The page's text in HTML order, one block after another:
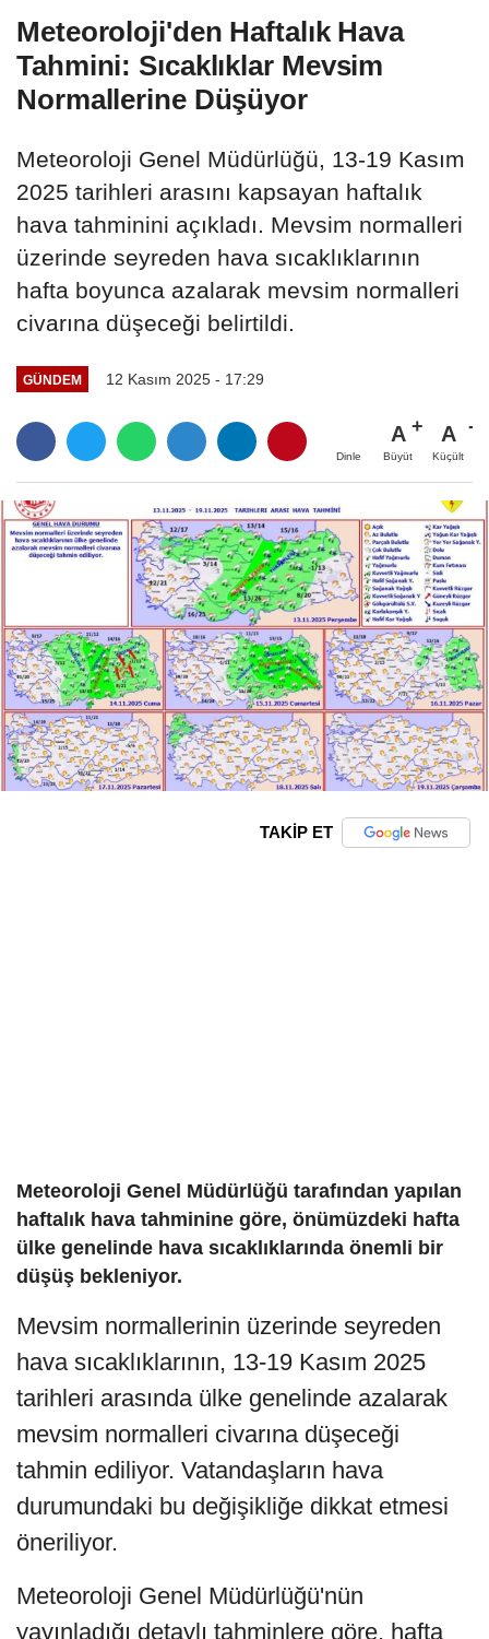
Meteoroloji'den Haftalık Hava
Tahmini: Sıcaklıklar Mevsim
Normallerine Düşüyor
Meteoroloji Genel Müdürlüğü, 13-19 Kasım
2025 tarihleri arasını kapsayan haftalık
hava tahminini açıkladı. Mevsim normalleri
üzerinde seyreden hava sıcaklıklarının
hafta boyunca azalarak mevsim normalleri
civarına düşeceği belirtildi.
GÜNDEM 12 Kasım 2025 - 17:29
Dinle
A
Büyüt
A
Küçült
TAKİP ET
Meteoroloji Genel Müdürlüğü tarafından yapılan
haftalık hava tahminine göre, önümüzdeki hafta
ülke genelinde hava sıcaklıklarında önemli bir
düşüş bekleniyor.
Mevsim normallerinin üzerinde seyreden
hava sıcaklıklarının, 13-19 Kasım 2025
tarihleri arasında ülke genelinde azalarak
mevsim normalleri civarına düşeceği
tahmin ediliyor. Vatandaşların hava
durumundaki bu değişikliğe dikkat etmesi
öneriliyor.
Meteoroloji Genel Müdürlüğü'nün
yayınladığı detaylı tahminlere göre, hafta